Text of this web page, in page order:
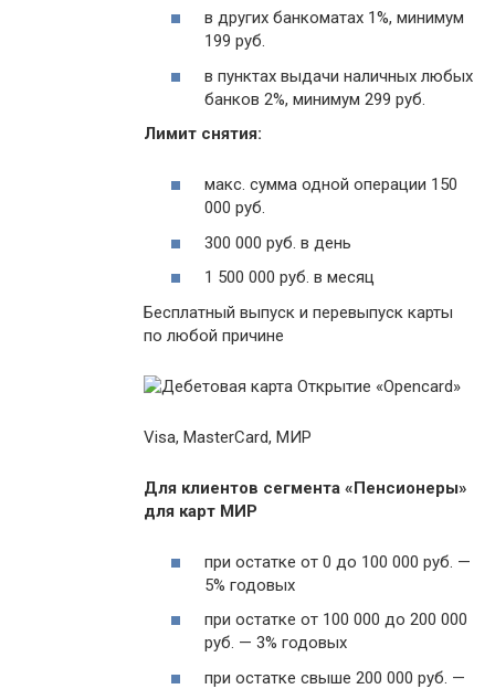
в других банкоматах 1%, минимум
199 руб.
в пунктах выдачи наличных любых
банков 2%, минимум 299 руб.
Лимит снятия:
макс. сумма одной операции 150
000 руб.
300 000 руб. в день
1 500 000 руб. в месяц
Бесплатный выпуск и перевыпуск карты
по любой причине
Visa, MasterCard, МИР
Для клиентов сегмента «Пенсионеры»
для карт МИР
при остатке от 0 до 100 000 руб. —
5% годовых
при остатке от 100 000 до 200 000
руб. — 3% годовых
при остатке свыше 200 000 руб. —